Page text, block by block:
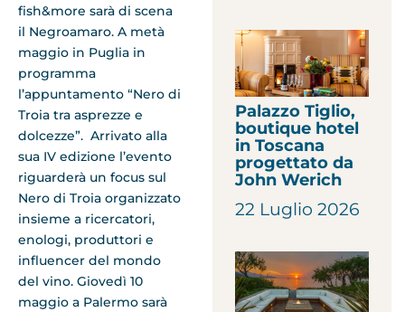
fish&more sarà di scena
il Negroamaro. A metà
maggio in Puglia in
programma
l’appuntamento “Nero di
Troia tra asprezze e
dolcezze”. Arrivato alla
sua IV edizione l’evento
riguarderà un focus sul
Nero di Troia organizzato
insieme a ricercatori,
enologi, produttori e
influencer del mondo
del vino. Giovedì 10
maggio a Palermo sarà
Palazzo Tiglio,
boutique hotel
in Toscana
progettato da
John Werich
22 Luglio 2026